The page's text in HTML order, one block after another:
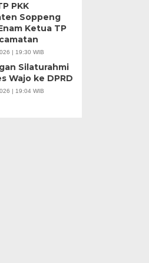
PKK
Soppeng
Ketua TP
| 19:30 WIB
Silaturahmi
Wajo ke DPRD
| 19:04 WIB